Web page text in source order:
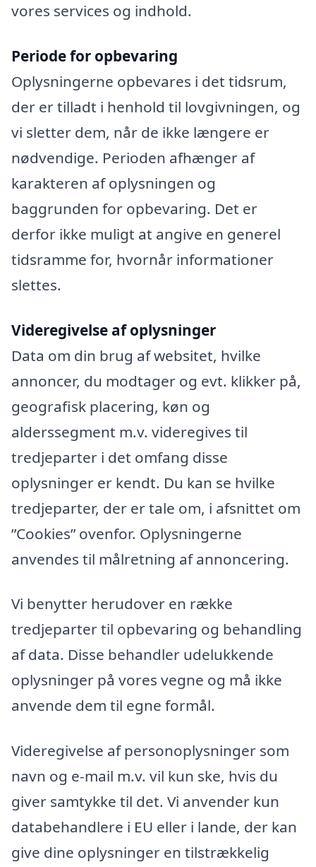
vores services og indhold.
Periode for opbevaring
Oplysningerne opbevares i det tidsrum,
der er tilladt i henhold til lovgivningen, og
vi sletter dem, når de ikke længere er
nødvendige. Perioden afhænger af
karakteren af oplysningen og
baggrunden for opbevaring. Det er
derfor ikke muligt at angive en generel
tidsramme for, hvornår informationer
slettes.
Videregivelse af oplysninger
Data om din brug af websitet, hvilke
annoncer, du modtager og evt. klikker på,
geografisk placering, køn og
alderssegment m.v. videregives til
tredjeparter i det omfang disse
oplysninger er kendt. Du kan se hvilke
tredjeparter, der er tale om, i afsnittet om
”Cookies” ovenfor. Oplysningerne
anvendes til målretning af annoncering.
Vi benytter herudover en række
tredjeparter til opbevaring og behandling
af data. Disse behandler udelukkende
oplysninger på vores vegne og må ikke
anvende dem til egne formål.
Videregivelse af personoplysninger som
navn og e-mail m.v. vil kun ske, hvis du
giver samtykke til det. Vi anvender kun
databehandlere i EU eller i lande, der kan
give dine oplysninger en tilstrækkelig